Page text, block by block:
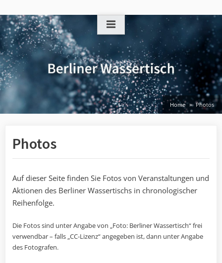
to
content
Home Photos
Photos
Auf dieser Seite finden Sie Fotos von Veranstaltungen und
Aktionen des Berliner Wassertischs in chronologischer
Reihenfolge.
Die Fotos sind unter Angabe von „Foto: Berliner Wassertisch“ frei
verwendbar – falls „CC-Lizenz“ angegeben ist, dann unter Angabe
des Fotografen.